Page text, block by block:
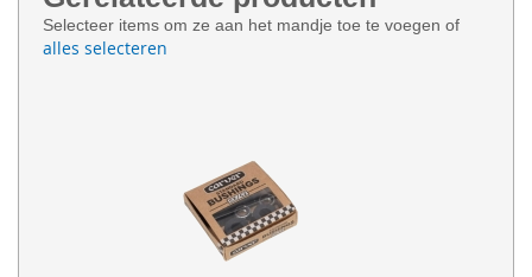
Selecteer items om ze aan het mandje toe te voegen of
alles selecteren